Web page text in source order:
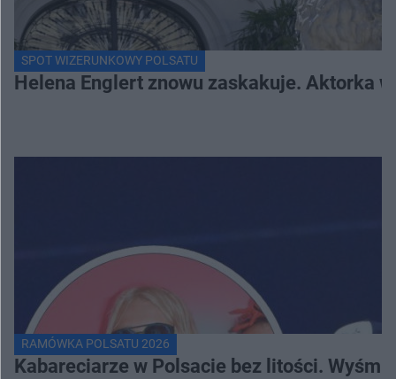
SPOT WIZERUNKOWY POLSATU
Helena Englert znowu zaskakuje. Aktorka
RAMÓWKA POLSATU 2026
Kabareciarze w Polsacie bez litości.